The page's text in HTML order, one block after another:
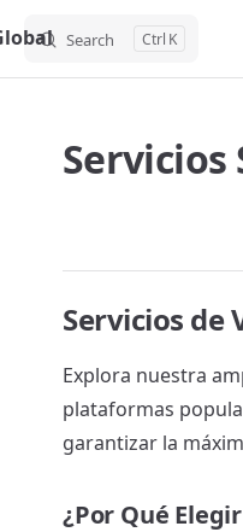
Search K
Servicios
Servicios de
Explora nuestra
plataformas
garantizar la
¿Por Qué